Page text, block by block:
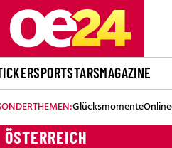
SPORTSTARSMAGAZINE
Glücksmomente
ÖSTERREICH